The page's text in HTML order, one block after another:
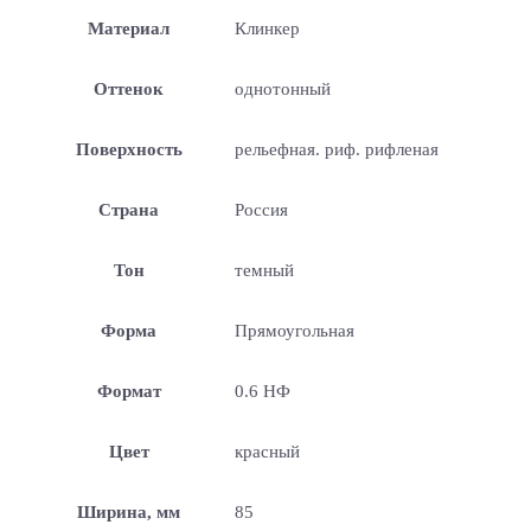
Материал Клинкер
Оттенок однотонный
Поверхность рельефная. риф. рифленая
Страна Россия
Тон темный
Форма Прямоугольная
Формат 0.6 НФ
Цвет красный
Ширина, мм 85